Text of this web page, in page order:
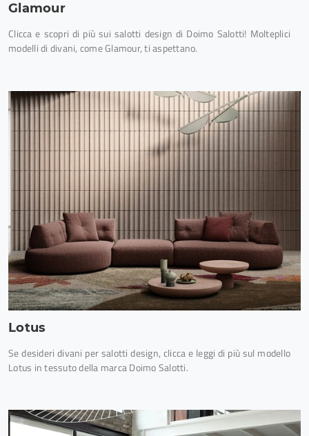
Glamour
Clicca e scopri di più sui salotti design di Doimo Salotti! Molteplici
modelli di divani, come Glamour, ti aspettano.
Lotus
Se desideri divani per salotti design, clicca e leggi di più sul modello
Lotus in tessuto della marca Doimo Salotti.